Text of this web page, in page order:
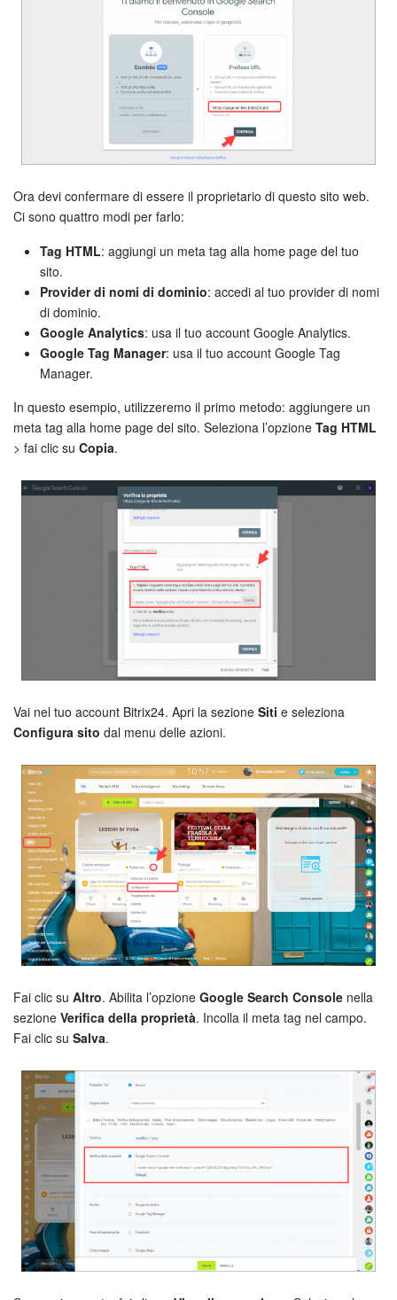
Firma elettronica per HR
Automazione
Flussi di lavoro
Marketing
Telefonia
Mio profilo
Impostazioni
Enterprise
Bitrix24 On-Premise
Bitrix24 Messenger
Domande generali
INIZIA GRATIS
ACCEDI
Ora devi confermare di essere il proprietario di questo sito web.
Ci sono quattro modi per farlo:
Tag HTML: aggiungi un meta tag alla home page del tuo
sito.
Provider di nomi di dominio: accedi al tuo provider di nomi
di dominio.
Google Analytics: usa il tuo account Google Analytics.
Google Tag Manager: usa il tuo account Google Tag
Manager.
In questo esempio, utilizzeremo il primo metodo: aggiungere un
meta tag alla home page del sito. Seleziona l’opzione Tag HTML
> fai clic su Copia.
Vai nel tuo account Bitrix24. Apri la sezione Siti e seleziona
Configura sito dal menu delle azioni.
Fai clic su Altro. Abilita l’opzione Google Search Console nella
sezione Verifica della proprietà. Incolla il meta tag nel campo.
Fai clic su Salva.